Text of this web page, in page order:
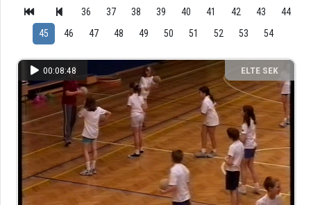
ÉS
LEVÉLTÁR
Bejelentkezés
Intézményi felfedezés
Kategóriák
Intézményi listák
Intézmények
36 37 38 39 40 41 42 43
44
45
46 47 48 49 50 51 52 53 54
00:08:48
ELTE SEK
KÖNYVTÁRA